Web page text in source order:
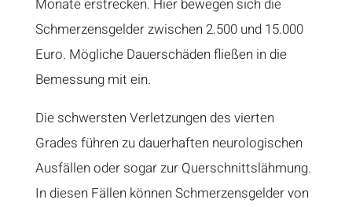
Monate erstrecken. Hier bewegen sich die
Schmerzensgelder zwischen 2.500 und 15.000
Euro. Mögliche Dauerschäden fließen in die
Bemessung mit ein.
Die schwersten Verletzungen des vierten
Grades führen zu dauerhaften neurologischen
Ausfällen oder sogar zur Querschnittslähmung.
In diesen Fällen können Schmerzensgelder von